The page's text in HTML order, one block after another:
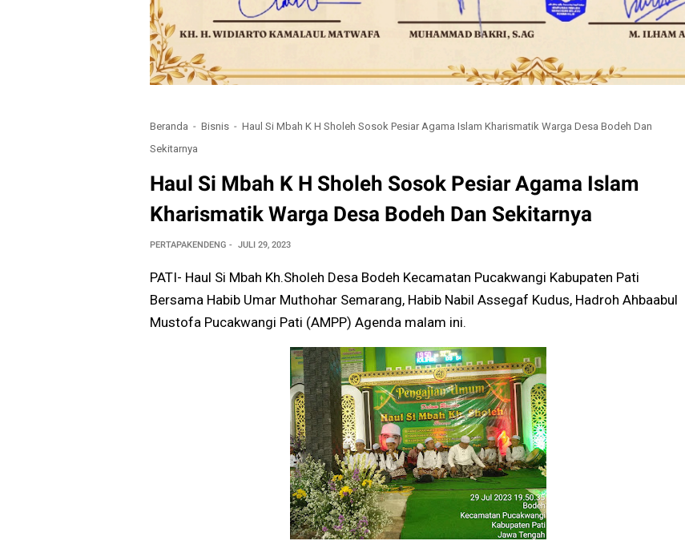
Beranda Bisnis
Haul Si Mbah K H Sholeh Sosok Pesiar Agama Islam Kharismatik Warga Desa Bodeh Dan
Sekitarnya
Haul Si Mbah K H Sholeh Sosok Pesiar Agama Islam
Kharismatik Warga Desa Bodeh Dan Sekitarnya
PERTAPAKENDENG JULI 29, 2023
PATI- Haul Si Mbah Kh.Sholeh Desa Bodeh Kecamatan Pucakwangi Kabupaten Pati
Bersama Habib Umar Muthohar Semarang, Habib Nabil Assegaf Kudus, Hadroh Ahbaabul
Mustofa Pucakwangi Pati (AMPP) Agenda malam ini.